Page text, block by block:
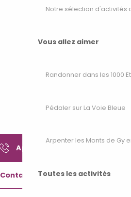
Notre sélection d'activités
Vous allez aimer
Randonner dans les 1000
Pédaler sur La Voie Bleue
Arpenter les Monts de Gy
Toutes les activités
Appeler
Contactez-nous